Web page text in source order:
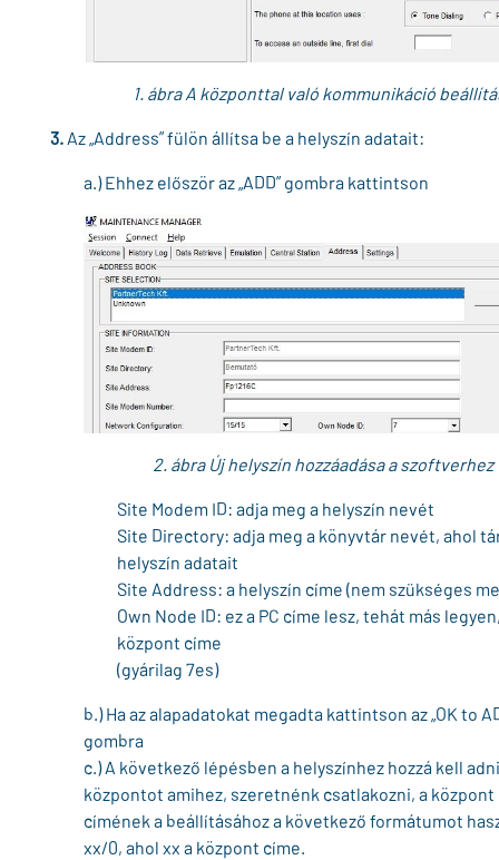
1. ábra A központtal való kommunikáció
3. Az „Address” fülön állítsa be a helyszín adatait:
a.) Ehhez először az „ADD” gombra kattintson
2. ábra Új helyszín hozzáadása a szoftverhez
Site Modem ID: adja meg a helyszín nevét
Site Directory: adja meg a könyvtár nevét, ahol
helyszín adatait
Site Address: a helyszín címe (nem szükséges
Own Node ID: ez a PC címe lesz, tehát más
központ címe
(gyárilag 7es)
b.) Ha az alapadatokat megadta kattintson az „OK to
gombra
c.) A következő lépésben a helyszínhez hozzá kell
központot amihez, szeretnénk csatlakozni, a központ
címének a beállításához a következő formátumot
xx/0, ahol xx a központ címe.